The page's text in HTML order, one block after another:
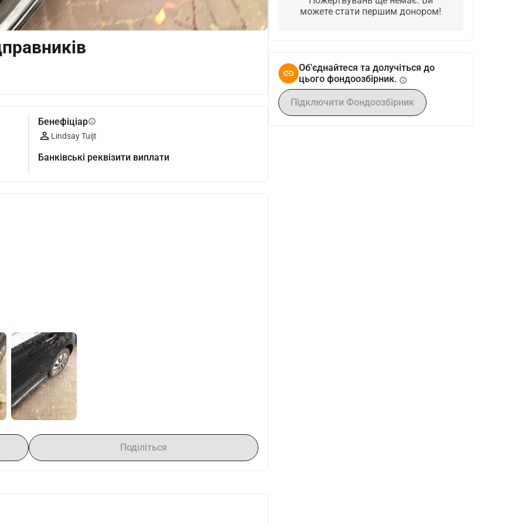
Бенефіціарinfo
Lindsay Tuijt
Банківські реквізити виплати
весь автомобіль.
транспорту.
Поділіться
можете стати першим донором!
Об'єднайтеся та долучіться до
цього фондоозбірник. info
Підключити Фондоозбірник